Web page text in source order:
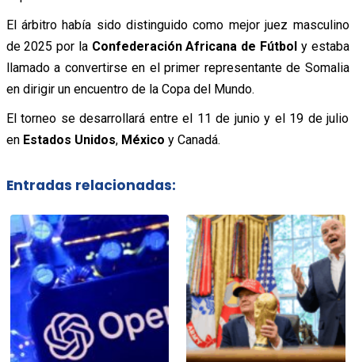
El árbitro había sido distinguido como mejor juez masculino
de 2025 por la Confederación Africana de Fútboly estaba
llamado a convertirse en el primer representante de Somalia
en dirigir un encuentro de la Copa del Mundo.
El torneo se desarrollará entre el 11 de junio y el 19 de julio
en Estados Unidos, México y Canadá.
Entradas relacionadas: